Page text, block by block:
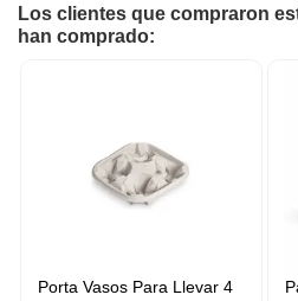
Los clientes que compraron
han comprado:
Porta Vasos Para Llevar 4